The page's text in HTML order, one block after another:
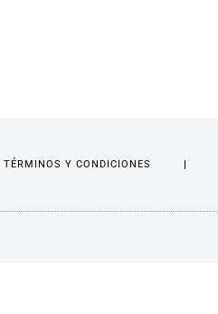
TÉRMINOS Y CONDICIONES